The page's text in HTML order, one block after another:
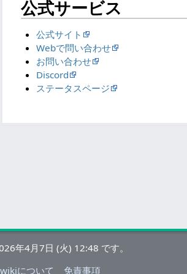
公式サービス
公式サイト
Webで問い合わせ
お問い合わせ
Discord
ステータスページ
年4月7日 (火) 12:48 です。
wikiについて 免責事項